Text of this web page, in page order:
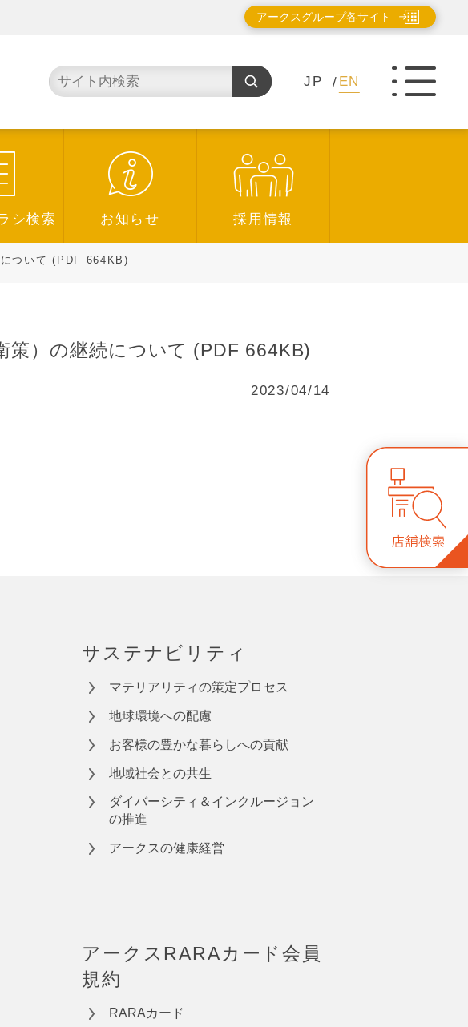
アークスグループ各サイト
JP EN
シ検索 お知らせ 採用情報
について (PDF 664KB)
策）の継続について (PDF 664KB)
2023/04/14
サステナビリティ
マテリアリティの策定プロセス
地球環境への配慮
お客様の豊かな暮らしへの貢献
地域社会との共生
ダイバーシティ＆インクルージョン
の推進
アークスの健康経営
アークスRARAカード会員
規約
RARAカード